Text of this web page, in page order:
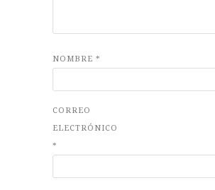
NOMBRE *
CORREO
ELECTRÓNICO
*